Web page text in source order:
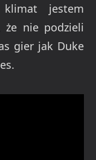
jestem
że nie podzieli
gier jak Duke